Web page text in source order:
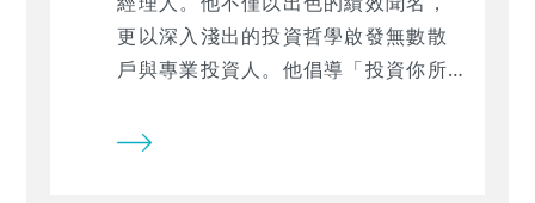
更以深入淺出的投資哲學啟發無數散
戶與專業投資人。他倡導「投資你所
業獲利能力、成長性與財務穩健之